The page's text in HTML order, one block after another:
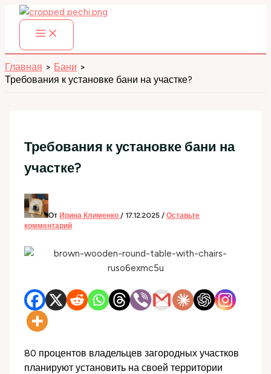
Перейти
содержимому
Главная
Бани
Требования к установке бани на участке?
Требования к установке бани на
участке?
От Ирина Клименко/ 17.12.2025/Оставьте
комментарий
80 процентов владельцев загородных участков
планируют установить на своей территории